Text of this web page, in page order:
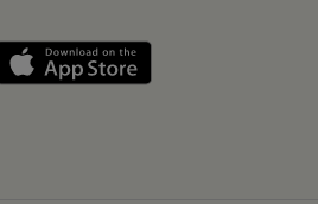
applikáció Szerezd meg: Google Play